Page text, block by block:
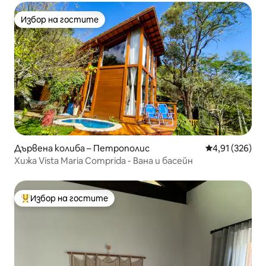
Избор на гостите
Избор на гостите
Дървена колиба – Петрополис Средна
4,91 (326)
Хижа Vista Maria Comprida - Вана и басейн
Най-популярен избор на гостите
Избор на гостите